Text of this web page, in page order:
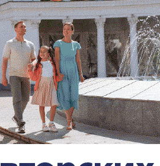
сонного паралича
заболевания или стресс,
а лучше всего —
снизить влияние влияние
поэтому с ним необходимо